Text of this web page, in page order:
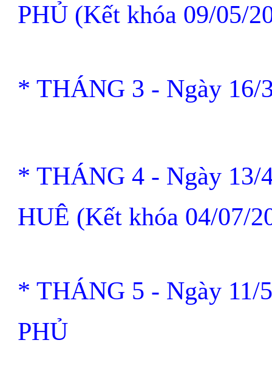
PHỦ (Kết khóa 09/05/
* THÁNG 3 - Ngày 16/
* THÁNG 4 - Ngày 13/
HUÊ (Kết khóa 04/07/
* THÁNG 5 - Ngày 11/
PHỦ